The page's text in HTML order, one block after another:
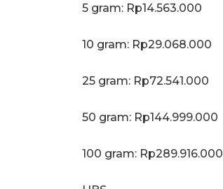
‎5 gram: Rp14.563.000
10 gram: Rp29.068.000
‎25 gram: Rp72.541.000
‎50 gram: Rp144.999.000
‎100 gram: Rp289.916.000